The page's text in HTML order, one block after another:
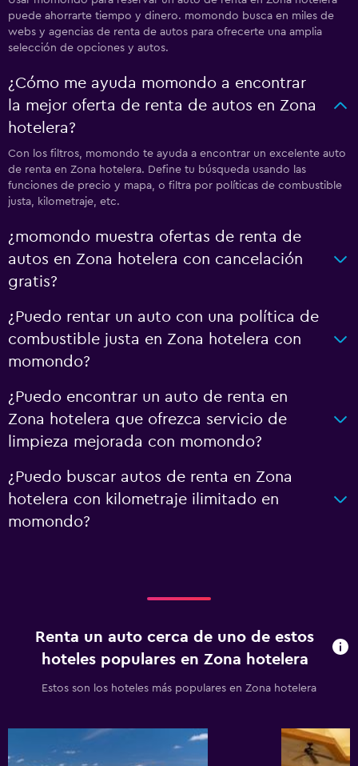
puede ahorrarte tiempo y dinero. momondo busca en miles de
webs y agencias de renta de autos para ofrecerte una amplia
selección de opciones y autos.
¿Cómo me ayuda momondo a encontrar
la mejor oferta de renta de autos en Zona
hotelera?
Con los filtros, momondo te ayuda a encontrar un excelente auto
de renta en Zona hotelera. Define tu búsqueda usando las
funciones de precio y mapa, o filtra por políticas de combustible
justa, kilometraje, etc.
¿momondo muestra ofertas de renta de
autos en Zona hotelera con cancelación
gratis?
¿Puedo rentar un auto con una política de
combustible justa en Zona hotelera con
momondo?
¿Puedo encontrar un auto de renta en
Zona hotelera que ofrezca servicio de
limpieza mejorada con momondo?
¿Puedo buscar autos de renta en Zona
hotelera con kilometraje ilimitado en
momondo?
Renta un auto cerca de uno de estos
hoteles populares en Zona hotelera
Estos son los hoteles más populares en Zona hotelera